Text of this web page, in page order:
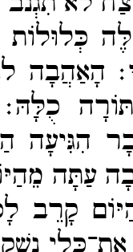
הָאַהֲבָה
כֻלָּהּ׃
הִגִּיעָה
עַתָּה
קָרֵב